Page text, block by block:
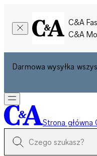
C&A
C&A
Darmowa wysyłka
Strona główna